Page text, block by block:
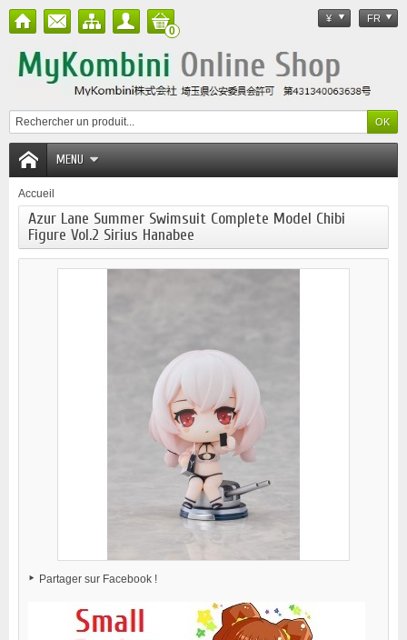
¥ FR
0
MENU
Accueil
Azur Lane Summer Swimsuit Complete Model Chibi
Figure Vol.2 Sirius Hanabee
Partager sur Facebook !